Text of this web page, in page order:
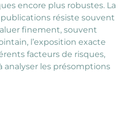
encore plus robustes. La
résiste souvent
finement, souvent
l’exposition exacte
facteurs de risques,
analyser les présomptions